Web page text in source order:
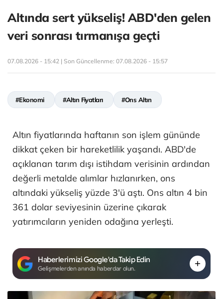
Altında sert yükseliş! ABD'den gelen
veri sonrası tırmanışa geçti
07.08.2026 - 15:42 | Son Güncellenme: 07.08.2026 - 15:57
#Ekonomi #Altın Fiyatları #Ons Altın
Altın fiyatlarında haftanın son işlem gününde
dikkat çeken bir hareketlilik yaşandı. ABD'de
açıklanan tarım dışı istihdam verisinin ardından
değerli metalde alımlar hızlanırken, ons
altındaki yükseliş yüzde 3'ü aştı. Ons altın 4 bin
361 dolar seviyesinin üzerine çıkarak
yatırımcıların yeniden odağına yerleşti.
Haberlerimizi Google'da Takip Edin
Gelişmelerden anında haberdar olun.